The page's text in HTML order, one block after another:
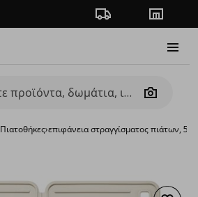
Πορεία παραγγελίας
Camera
Πιατοθήκες›επιφάνεια στραγγίσματος πιάτων,